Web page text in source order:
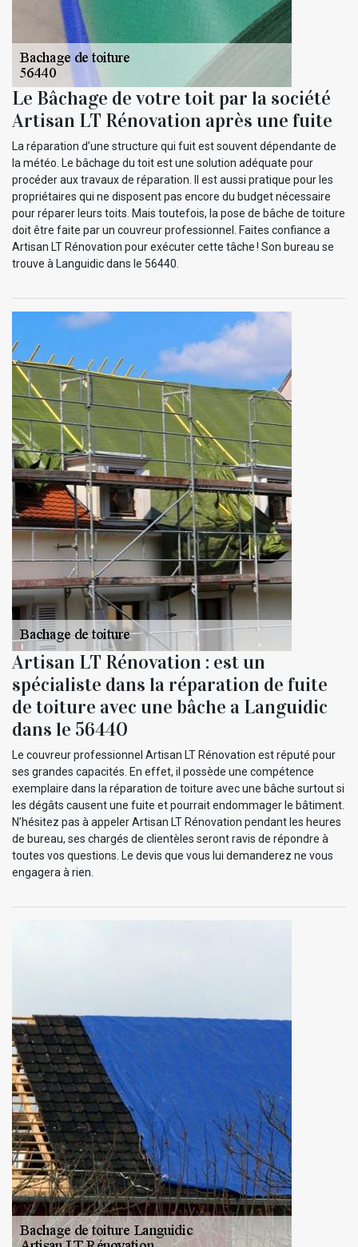
Le Bâchage de votre toit par la société
Artisan LT Rénovation après une fuite
La réparation d’une structure qui fuit est souvent dépendante de
la météo. Le bâchage du toit est une solution adéquate pour
procéder aux travaux de réparation. Il est aussi pratique pour les
propriétaires qui ne disposent pas encore du budget nécessaire
pour réparer leurs toits. Mais toutefois, la pose de bâche de toiture
doit être faite par un couvreur professionnel. Faites confiance a
Artisan LT Rénovation pour exécuter cette tâche ! Son bureau se
trouve à Languidic dans le 56440.
Artisan LT Rénovation : est un
spécialiste dans la réparation de fuite
de toiture avec une bâche a Languidic
dans le 56440
Le couvreur professionnel Artisan LT Rénovation est réputé pour
ses grandes capacités. En effet, il possède une compétence
exemplaire dans la réparation de toiture avec une bâche surtout si
les dégâts causent une fuite et pourrait endommager le bâtiment.
N’hésitez pas à appeler Artisan LT Rénovation pendant les heures
de bureau, ses chargés de clientèles seront ravis de répondre à
toutes vos questions. Le devis que vous lui demanderez ne vous
engagera à rien.